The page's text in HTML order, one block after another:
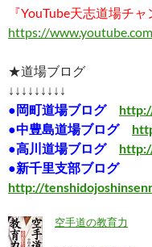
『YouTube天志道場チャ
https://
★道場ブログ
↓↓↓↓↓↓↓↓↓
●岡町道場ブログ
●中豊島道場ブログ
●高川道場ブログ
●新千里支部ブログ
http://
空手道の教育力